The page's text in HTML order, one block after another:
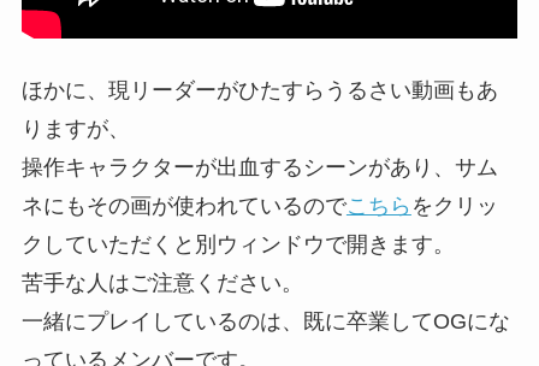
ほかに、現リーダーがひたすらうるさい動画もあ
りますが、
操作キャラクターが出血するシーンがあり、サム
ネにもその画が使われているのでこちら をクリッ
クしていただくと別ウィンドウで開きます。
苦手な人はご注意ください。
一緒にプレイしているのは、既に卒業してOGにな
っているメンバーです。